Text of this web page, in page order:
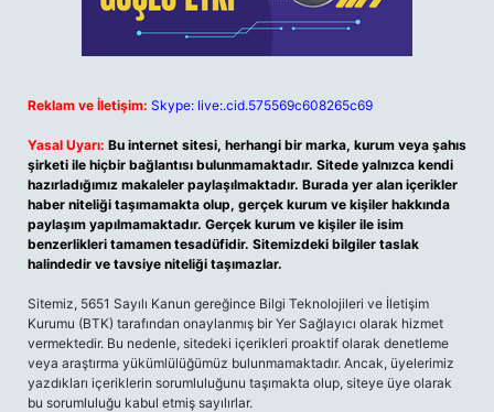
Reklam ve İletişim: Skype: live:.cid.575569c608265c69
Yasal Uyarı: Bu internet sitesi, herhangi bir marka, kurum veya şahıs
şirketi ile hiçbir bağlantısı bulunmamaktadır. Sitede yalnızca kendi
hazırladığımız makaleler paylaşılmaktadır. Burada yer alan içerikler
haber niteliği taşımamakta olup, gerçek kurum ve kişiler hakkında
paylaşım yapılmamaktadır. Gerçek kurum ve kişiler ile isim
benzerlikleri tamamen tesadüfidir. Sitemizdeki bilgiler taslak
halindedir ve tavsiye niteliği taşımazlar.
Sitemiz, 5651 Sayılı Kanun gereğince Bilgi Teknolojileri ve İletişim
Kurumu (BTK) tarafından onaylanmış bir Yer Sağlayıcı olarak hizmet
vermektedir. Bu nedenle, sitedeki içerikleri proaktif olarak denetleme
veya araştırma yükümlülüğümüz bulunmamaktadır. Ancak, üyelerimiz
yazdıkları içeriklerin sorumluluğunu taşımakta olup, siteye üye olarak
bu sorumluluğu kabul etmiş sayılırlar.